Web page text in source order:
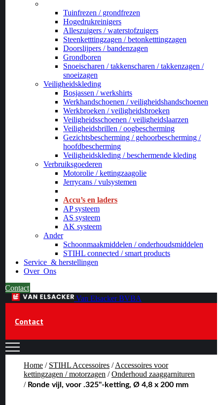
Tuinfrezen / grondfrezen
Hogedrukreinigers
Alleszuigers / waterstofzuigers
Steenketttingzagen / betonketttingzagen
Doorslijpers / bandenzagen
Grondboren
Snoeischaren / takkenscharen / takkenzagen /
snoeizagen
Veiligheidskleding
Bosjassen / werkshirts
Werkhandschoenen / veiligheidshandschoenen
Werkbroeken / veiligheidsbroeken
Veiligheidsschoenen / veiligheidslaarzen
Veiligheidsbrillen / oogbescherming
Gezichtsbescherming / gehoorbescherming /
hoofdbescherming
Veiligheidskleding / beschermende kleding
Verbruiksgoederen
Motorolie / kettingzaagolie
Jerrycans / vulsystemen
Accu’s en laders
AP systeem
AS systeem
AK systeem
Ander
Schoonmaakmiddelen / onderhoudsmiddelen
STIHL connected / smart products
Service & herstellingen
Over Ons
Contact
Van Elsacker BVBA
Contact
Home / STIHL Accessoires /Accessoires voor
kettingzagen / motorzagen /Onderhoud zaaggarnituren
/ Ronde vijl, voor .325"-ketting, Ø 4,8 x 200 mm